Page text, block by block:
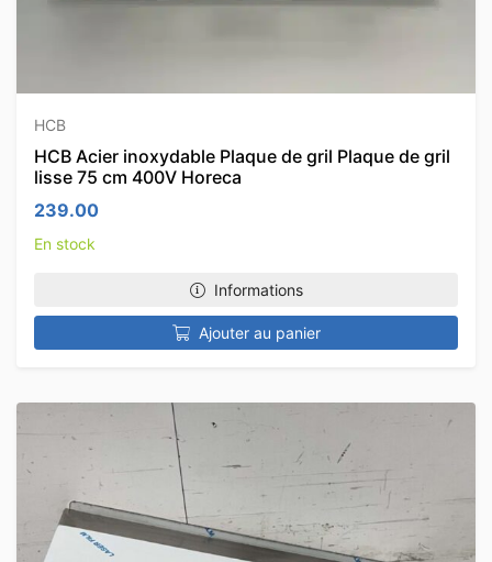
HCB
HCB Acier inoxydable Plaque de gril Plaque de gril
lisse 75 cm 400V Horeca
239.00
En stock
Informations
Ajouter au panier